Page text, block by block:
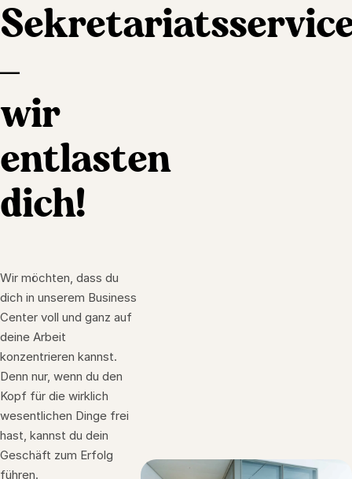
–
wir
entlasten
dich!
Wir möchten, dass du
dich in unserem Business
Center voll und ganz auf
deine Arbeit
konzentrieren kannst.
Denn nur, wenn du den
Kopf für die wirklich
wesentlichen Dinge frei
hast, kannst du dein
Geschäft zum Erfolg
führen.